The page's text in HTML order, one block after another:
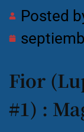
Posted
Fior
#1) :